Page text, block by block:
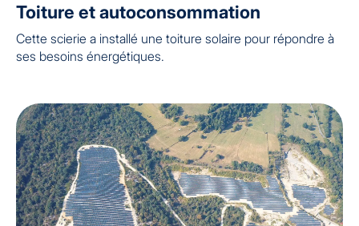
Toiture et autoconsommation
Cette scierie a installé une toiture solaire pour répondre à
ses besoins énergétiques.